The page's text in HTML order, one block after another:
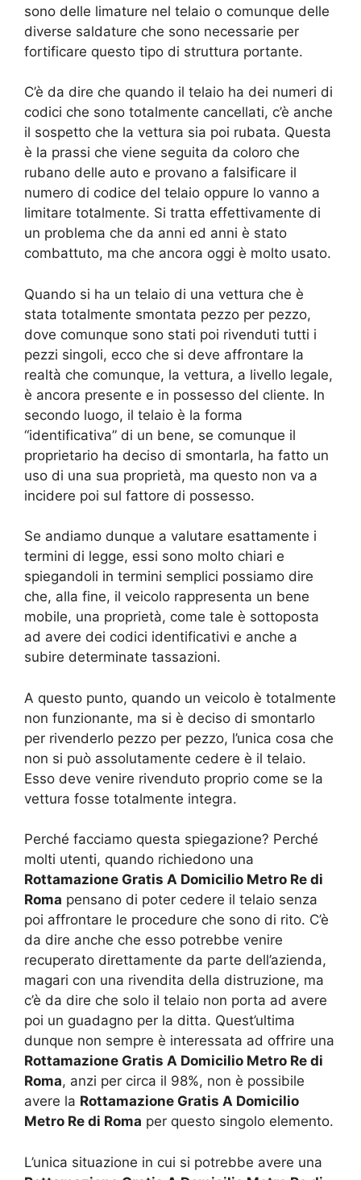
sono delle limature nel telaio o comunque delle
diverse saldature che sono necessarie per
fortificare questo tipo di struttura portante.
C’è da dire che quando il telaio ha dei numeri di
codici che sono totalmente cancellati, c’è anche
il sospetto che la vettura sia poi rubata. Questa
è la prassi che viene seguita da coloro che
rubano delle auto e provano a falsificare il
numero di codice del telaio oppure lo vanno a
limitare totalmente. Si tratta effettivamente di
un problema che da anni ed anni è stato
combattuto, ma che ancora oggi è molto usato.
Quando si ha un telaio di una vettura che è
stata totalmente smontata pezzo per pezzo,
dove comunque sono stati poi rivenduti tutti i
pezzi singoli, ecco che si deve affrontare la
realtà che comunque, la vettura, a livello legale,
è ancora presente e in possesso del cliente. In
secondo luogo, il telaio è la forma
“identificativa” di un bene, se comunque il
proprietario ha deciso di smontarla, ha fatto un
uso di una sua proprietà, ma questo non va a
incidere poi sul fattore di possesso.
Se andiamo dunque a valutare esattamente i
termini di legge, essi sono molto chiari e
spiegandoli in termini semplici possiamo dire
che, alla fine, il veicolo rappresenta un bene
mobile, una proprietà, come tale è sottoposta
ad avere dei codici identificativi e anche a
subire determinate tassazioni.
A questo punto, quando un veicolo è totalmente
non funzionante, ma si è deciso di smontarlo
per rivenderlo pezzo per pezzo, l’unica cosa che
non si può assolutamente cedere è il telaio.
Esso deve venire rivenduto proprio come se la
vettura fosse totalmente integra.
Perché facciamo questa spiegazione? Perché
molti utenti, quando richiedono una
Rottamazione Gratis A Domicilio Metro Re di
Roma pensano di poter cedere il telaio senza
poi affrontare le procedure che sono di rito. C’è
da dire anche che esso potrebbe venire
recuperato direttamente da parte dell’azienda,
magari con una rivendita della distruzione, ma
c’è da dire che solo il telaio non porta ad avere
poi un guadagno per la ditta. Quest’ultima
dunque non sempre è interessata ad offrire una
Rottamazione Gratis A Domicilio Metro Re di
Roma, anzi per circa il 98%, non è possibile
avere la Rottamazione Gratis A Domicilio
Metro Re di Roma per questo singolo elemento.
L’unica situazione in cui si potrebbe avere una